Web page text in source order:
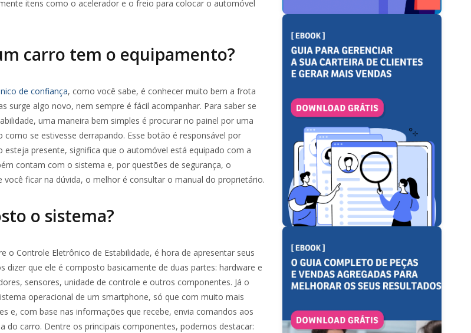
itens como o acelerador e o freio para colocar o automóvel
carro tem o equipamento?
de confiança, como você sabe, é conhecer muito bem a frota
surge algo novo, nem sempre é fácil acompanhar. Para saber se
uma maneira bem simples é procurar no painel por uma
se estivesse derrapando. Esse botão é responsável por
esteja presente, significa que o automóvel está equipado com a
contam com o sistema e, por questões de segurança, o
ficar na dúvida, o melhor é consultar o manual do proprietário.
o sistema?
o Controle Eletrônico de Estabilidade, é hora de apresentar seus
dizer que ele é composto basicamente de duas partes: hardware e
sensores, unidade de controle e outros componentes. Já o
operacional de um smartphone, só que com muito mais
e, com base nas informações que recebe, envia comandos aos
do carro. Dentre os principais componentes, podemos destacar: